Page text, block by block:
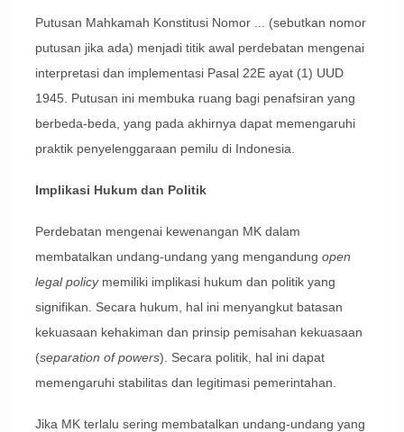
Putusan Mahkamah Konstitusi Nomor ... (sebutkan nomor
putusan jika ada) menjadi titik awal perdebatan mengenai
interpretasi dan implementasi Pasal 22E ayat (1) UUD
1945. Putusan ini membuka ruang bagi penafsiran yang
berbeda-beda, yang pada akhirnya dapat memengaruhi
praktik penyelenggaraan pemilu di Indonesia.
Implikasi Hukum dan Politik
Perdebatan mengenai kewenangan MK dalam
membatalkan undang-undang yang mengandung open
legal policymemiliki implikasi hukum dan politik yang
signifikan. Secara hukum, hal ini menyangkut batasan
kekuasaan kehakiman dan prinsip pemisahan kekuasaan
(separation of powers). Secara politik, hal ini dapat
memengaruhi stabilitas dan legitimasi pemerintahan.
Jika MK terlalu sering membatalkan undang-undang yang